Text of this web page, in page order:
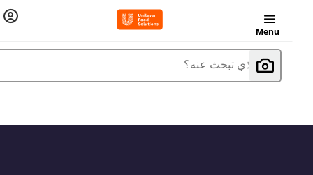
Menu
ما الذي تبحث عنه؟